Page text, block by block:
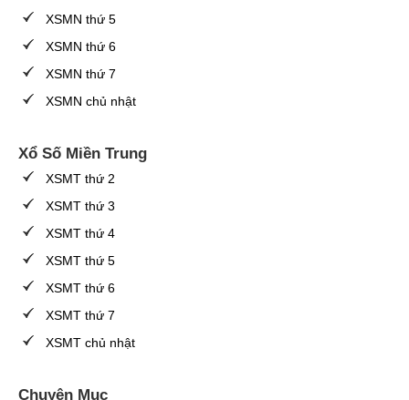
XSMN thứ 5
XSMN thứ 6
XSMN thứ 7
XSMN chủ nhật
Xổ Số Miền Trung
XSMT thứ 2
XSMT thứ 3
XSMT thứ 4
XSMT thứ 5
XSMT thứ 6
XSMT thứ 7
XSMT chủ nhật
Chuyên Mục